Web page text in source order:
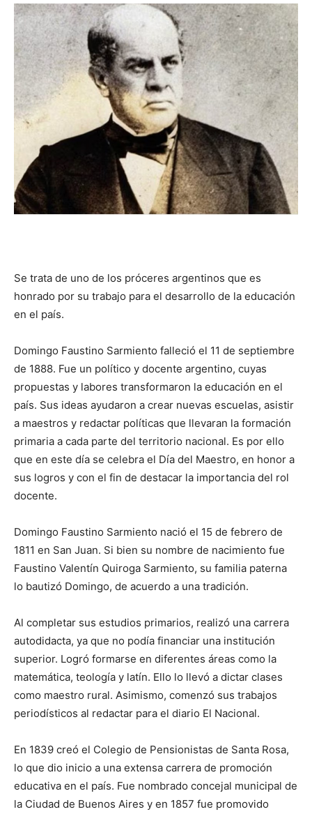
::
La
Verdad
que
se
Se trata de uno de los próceres argentinos que es
honrado por su trabajo para el desarrollo de la educación
en el país.
Domingo Faustino Sarmiento falleció el 11 de septiembre
de 1888. Fue un político y docente argentino, cuyas
propuestas y labores transformaron la educación en el
país. Sus ideas ayudaron a crear nuevas escuelas, asistir
a maestros y redactar políticas que llevaran la formación
primaria a cada parte del territorio nacional. Es por ello
que en este día se celebra el Día del Maestro, en honor a
sus logros y con el fin de destacar la importancia del rol
docente.
Domingo Faustino Sarmiento nació el 15 de febrero de
1811 en San Juan. Si bien su nombre de nacimiento fue
Faustino Valentín Quiroga Sarmiento, su familia paterna
lo bautizó Domingo, de acuerdo a una tradición.
Al completar sus estudios primarios, realizó una carrera
autodidacta, ya que no podía financiar una institución
superior. Logró formarse en diferentes áreas como la
matemática, teología y latín. Ello lo llevó a dictar clases
como maestro rural. Asimismo, comenzó sus trabajos
periodísticos al redactar para el diario El Nacional.
En 1839 creó el Colegio de Pensionistas de Santa Rosa,
lo que dio inicio a una extensa carrera de promoción
educativa en el país. Fue nombrado concejal municipal de
la Ciudad de Buenos Aires y en 1857 fue promovido